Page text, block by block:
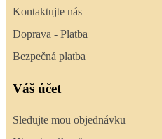
Kontaktujte nás
Doprava - Platba
Bezpečná platba
Váš účet
Sledujte mou objednávku